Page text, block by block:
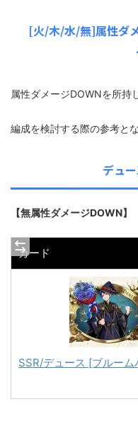
[火/木/水/無]属性ダ
属性ダメージDOWNを所持
編成を検討する際の参考と
デュ
【無属性ダメージDOWN】
カード
SSR/デュース [ブルーム